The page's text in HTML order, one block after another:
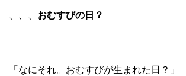
おむすびの日？
「なにそれ。おむすびが生まれた日？」